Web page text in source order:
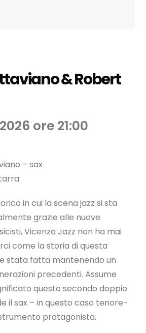
& Robert
ore 21:00
– sax
in cui la scena jazz si sta
grazie alle nuove
Vicenza Jazz non ha mai
come la storia di questa
stata fatta mantenendo un
precedenti. Assume
questo secondo doppio
il sax – in questo caso tenore-
protagonista.